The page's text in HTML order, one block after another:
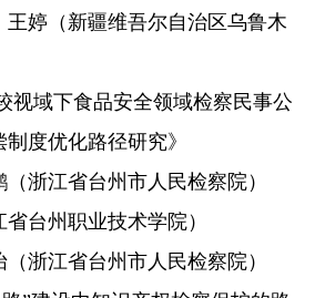
婷（新疆维吾尔自治区乌鲁木
域下食品安全领域检察民事公
度优化路径研究》
江省台州市人民检察院）
州职业技术学院）
江省台州市人民检察院）